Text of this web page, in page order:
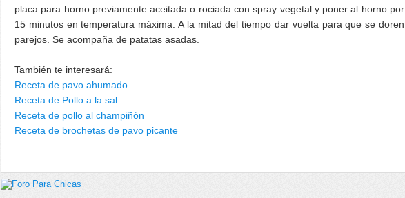
placa para horno previamente aceitada o rociada con spray vegetal y poner al horno por
15 minutos en temperatura máxima. A la mitad del tiempo dar vuelta para que se doren
parejos. Se acompaña de patatas asadas.
También te interesará:
Receta de pavo ahumado
Receta de Pollo a la sal
Receta de pollo al champiñón
Receta de brochetas de pavo picante